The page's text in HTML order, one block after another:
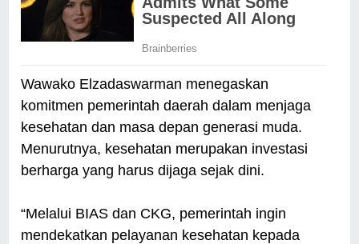
Wawako Elzadaswarman menegaskan
komitmen pemerintah daerah dalam menjaga
kesehatan dan masa depan generasi muda.
Menurutnya, kesehatan merupakan investasi
berharga yang harus dijaga sejak dini.
“Melalui BIAS dan CKG, pemerintah ingin
mendekatkan pelayanan kesehatan kepada